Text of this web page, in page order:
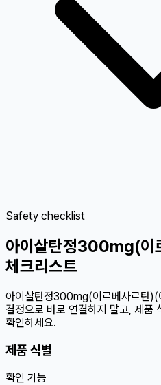
Safety checklist
아이살탄정300mg(이
체크리스트
아이살탄정300mg(이르베사르탄)(
결정으로 바로 연결하지 말고, 제품
확인하세요.
제품 식별
확인 가능